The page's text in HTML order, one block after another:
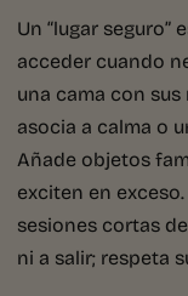
Un “lugar
acceder cuando
una cama con
asocia a calma o
Añade objetos
exciten en
sesiones cortas
ni a salir; respeta